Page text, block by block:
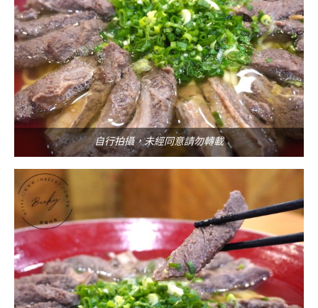
自行拍攝，未經同意請勿轉載